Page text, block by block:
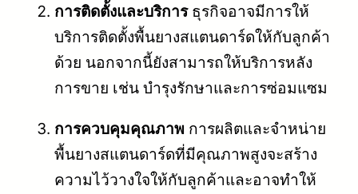
การติดตั้งและบริการธุรกิจอาจมีการให้
บริการติดตั้งพื้นยางสแตนดาร์ดให้กับลูกค้า
ด้วย นอกจากนี้ยังสามารถให้บริการหลัง
การขาย เช่น บำรุงรักษาและการซ่อมแซม
การควบคุมคุณภาพ การผลิตและจำหน่าย
พื้นยางสแตนดาร์ดที่มีคุณภาพสูงจะสร้าง
ความไว้วางใจให้กับลูกค้าและอาจทำให้